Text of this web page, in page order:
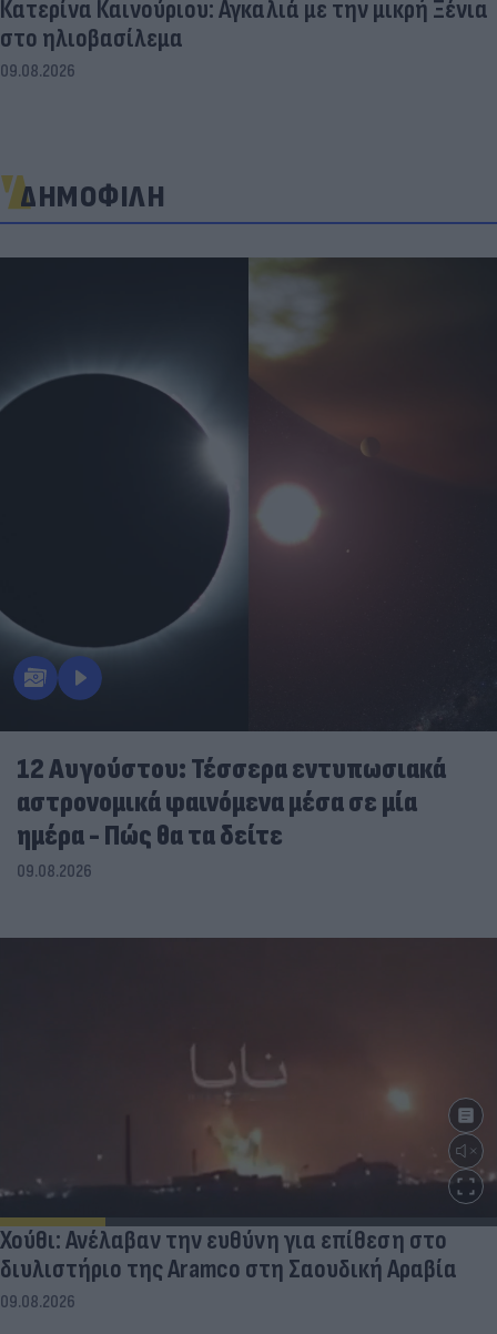
Κατερίνα Καινούριου: Αγκαλιά με την μικρή Ξένια
στο ηλιοβασίλεμα
09.08.2026
ΔΗΜΟΦΙΛΗ
12 Αυγούστου: Τέσσερα εντυπωσιακά
αστρονομικά φαινόμενα μέσα σε μία
ημέρα - Πώς θα τα δείτε
09.08.2026
Χούθι: Ανέλαβαν την ευθύνη για επίθεση στο
διυλιστήριο της Aramco στη Σαουδική Αραβία
09.08.2026